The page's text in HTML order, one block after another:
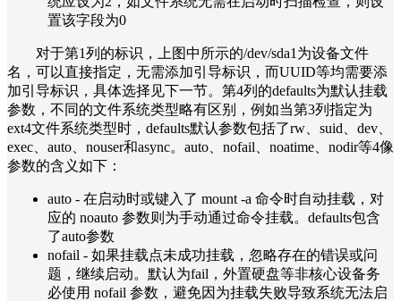
置该字段为0
对于第1列的标识，上图中所示的/dev/sda1为设备文件
名，可以直接指定，无需添加引导标识，而UUID等均需要添
加引导标识，具体选择见下一节。第4列的defaults为默认挂载
参数，不同的文件系统类型略有区别，例如当第3列指定为
ext4文件系统类型时，defaults默认参数包括了rw、suid、dev、
exec、auto、nouser和async。auto、nofail、noatime、nodir等4像
参数的含义如下：
auto - 在启动时或键入了 mount -a 命令时自动挂载，对
应的 noauto 参数则为手动通过命令挂载。defaults包含
了auto参数
nofail - 如果挂载点未成功挂载，忽略存在的错误或问
题，继续启动。默认为fail，外置硬盘等非核心设备务
必使用 nofail 参数，避免因为挂载失败导致系统无法启